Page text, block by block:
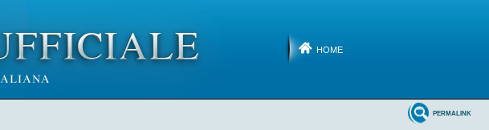
HOME
PERMALINK